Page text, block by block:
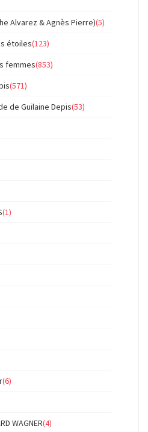
Alvarez & Agnès Pierre)(5)
étoiles(123)
femmes(853)
(571)
de Guilaine Depis(53)
(1)
(6)
WAGNER(4)